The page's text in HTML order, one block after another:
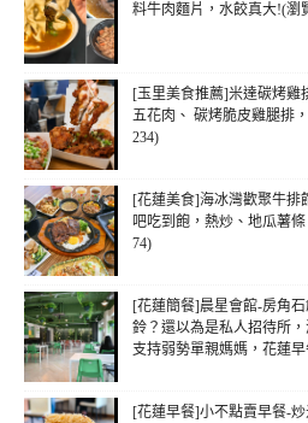
料牛肉麵片，水餃真大!(瀏
[玉里美食推薦]米達碳烤雞
五花肉、 碳烤脆皮雞腿排
234)
[花蓮美食]海冰灣歡聚牛排
吧吃到飽，熱炒、地瓜薯
74)
[花蓮簡餐]晨星會館-房角
鈴？還以為是私人招待所
支持弱勢單親媽媽，花蓮
[花蓮早餐]小不點賣早餐-